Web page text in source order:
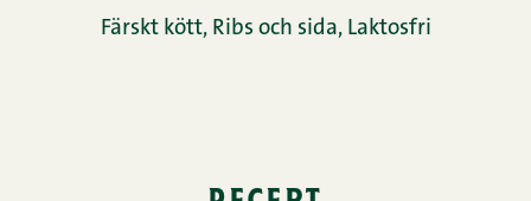
Färskt kött, Ribs och sida, Laktosfri